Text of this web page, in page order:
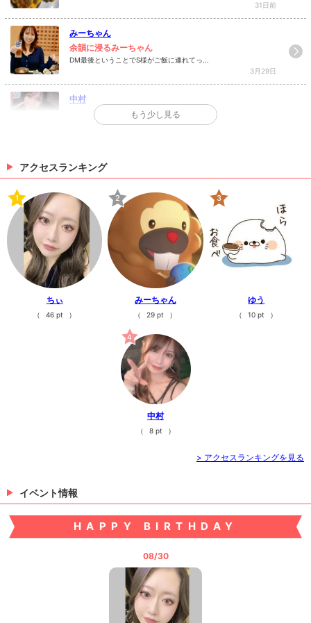
31日前
みーちゃん
余韻に浸るみーちゃん
DM最後ということでS様がご飯に連れてっ...
3月29日
中村
報告です✨
いつぶりにブログ書いたんだろǴ...
もう少し見る
アクセスランキング
1
ちぃ
（ 46 pt ）
2
みーちゃん
（ 29 pt ）
3
ゆう
（ 10 pt ）
4
中村
（ 8 pt ）
> アクセスランキングを見る
イベント情報
HAPPY BIRTHDAY
08/30